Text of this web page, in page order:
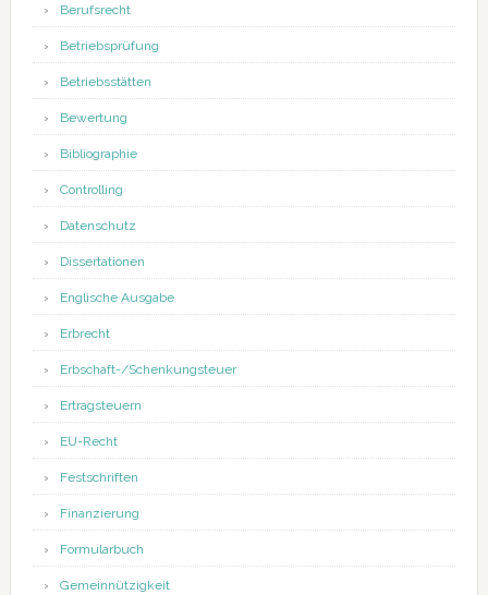
Berufsrecht
Betriebsprüfung
Betriebsstätten
Bewertung
Bibliographie
Controlling
Datenschutz
Dissertationen
Englische Ausgabe
Erbrecht
Erbschaft-/Schenkungsteuer
Ertragsteuern
EU-Recht
Festschriften
Finanzierung
Formularbuch
Gemeinnützigkeit